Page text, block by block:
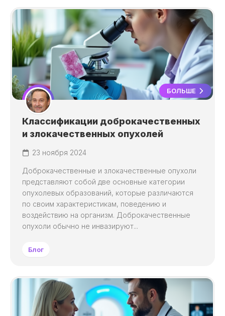
БОЛЬШЕ
Классификации доброкачественных
и злокачественных опухолей
23 ноября 2024
Доброкачественные и злокачественные опухоли
представляют собой две основные категории
опухолевых образований, которые различаются
по своим характеристикам, поведению и
воздействию на организм. Доброкачественные
опухоли обычно не инвазируют...
Блог